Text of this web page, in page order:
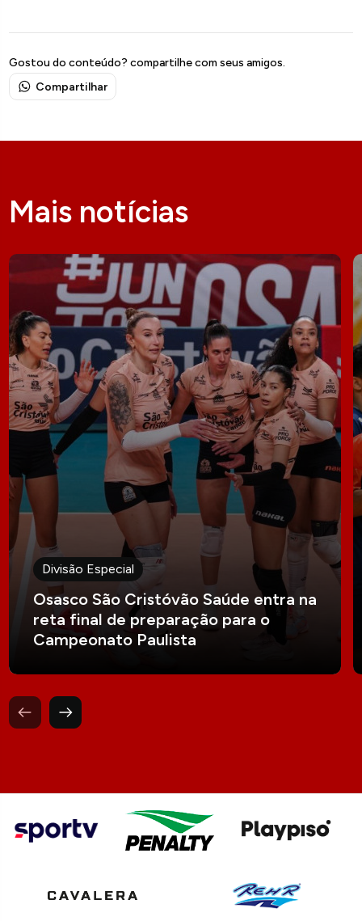
Gostou do conteúdo? compartilhe com seus amigos.
Compartilhar
Mais notícias
Divisão Especial
Osasco São Cristóvão Saúde entra na
reta final de preparação para o
Campeonato Paulista